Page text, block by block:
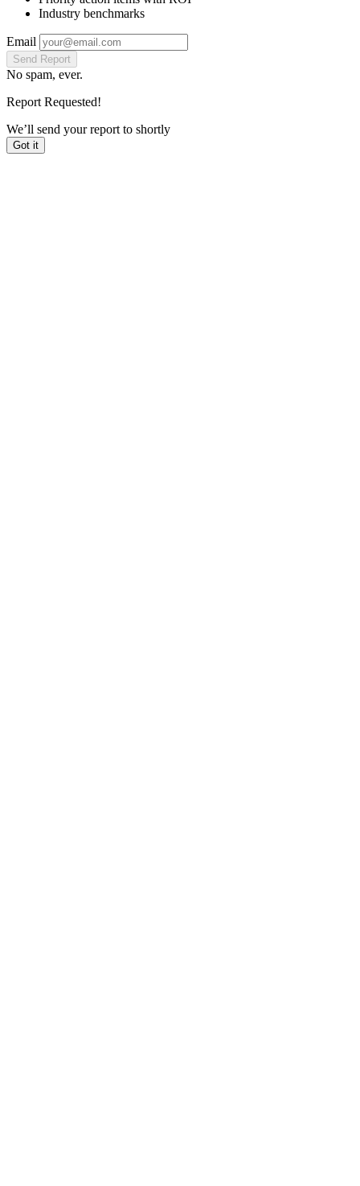
Industry benchmarks
Email
Send Report
No spam, ever.
Report Requested!
We’ll send your report to shortly
Got it